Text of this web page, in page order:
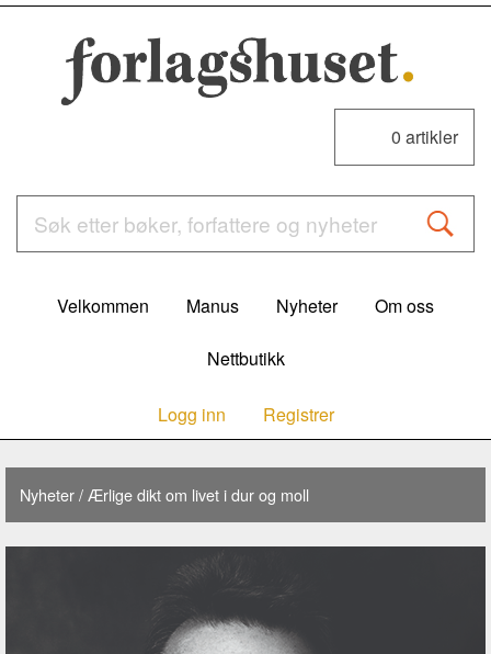
0 artikler
Velkommen Manus Nyheter Om oss
Nettbutikk
Logg inn Registrer
Nyheter/ Ærlige dikt om livet i dur og moll